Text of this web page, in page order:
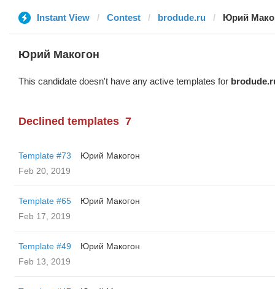
Instant View Contest brodude.ru Юрий
Юрий Макогон
This candidate doesn't have any active templates for
Declined templates 7
Template #73
Юрий Макогон
Feb 20, 2019
Template #65
Юрий Макогон
Feb 17, 2019
Template #49
Юрий Макогон
Feb 13, 2019